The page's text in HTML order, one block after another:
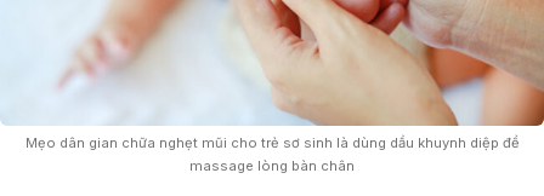
Mẹo dân gian chữa nghẹt mũi cho trẻ sơ sinh là dùng dầu khuynh diệp để
massage lòng bàn chân